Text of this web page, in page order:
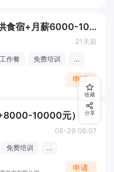
倾诉语聊师【免费提供食宿+月薪6000-10000】
21天前
工作餐 免费培训 ...
申请
10000元）
06-29 06:07
免费培训 ...
申请
收藏
分享